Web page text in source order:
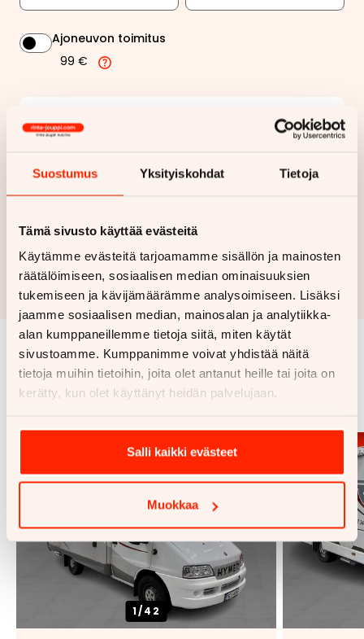
Suostumus Yksityiskohdat Tietoja
Tämä sivusto käyttää evästeitä
Käytämme evästeitä tarjoamamme sisällön ja mainosten
räätälöimiseen, sosiaalisen median ominaisuuksien
tukemiseen ja kävijämäärämme analysoimiseen. Lisäksi
jaamme sosiaalisen median, mainosalan ja analytiikka-
alan kumppaneillemme tietoja siitä, miten käytät
sivustoamme. Kumppanimme voivat yhdistää näitä
tietoja muihin tietoihin, joita olet antanut heille tai joita on
kerätty, kun olet käyttänyt heidän palvelujaan.
Salli kaikki evästeet
Muokkaa
Ajoneuvon toimitus
99 €
Kuukausierä 245,35 €
Haluan myös tarjouksen vakuutuksesta
Hae rahoitustarjous
Rahoituslaskelma on suuntaa antava ja edellyttää hyväksytyn
luottopäätöksen ja kaskovakuutuksen.
Samankaltaisia ajoneuvoja
Katso kaikki
1/42